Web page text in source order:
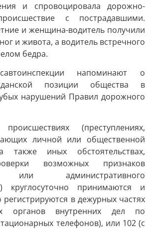
и спровоцировала дорожно-
с пострадавшими.
и женщина-водитель получили
и живота, а водитель встречного
бедра.
напоминают о
позиции общества в
нарушений Правил дорожного
(преступлениях,
личной или общественной
также иных обстоятельствах,
возможных признаков
или административного
круглосуточно принимаются и
регистрируются в дежурных частях
органов внутренних дел по
телефонов), или 102 (с